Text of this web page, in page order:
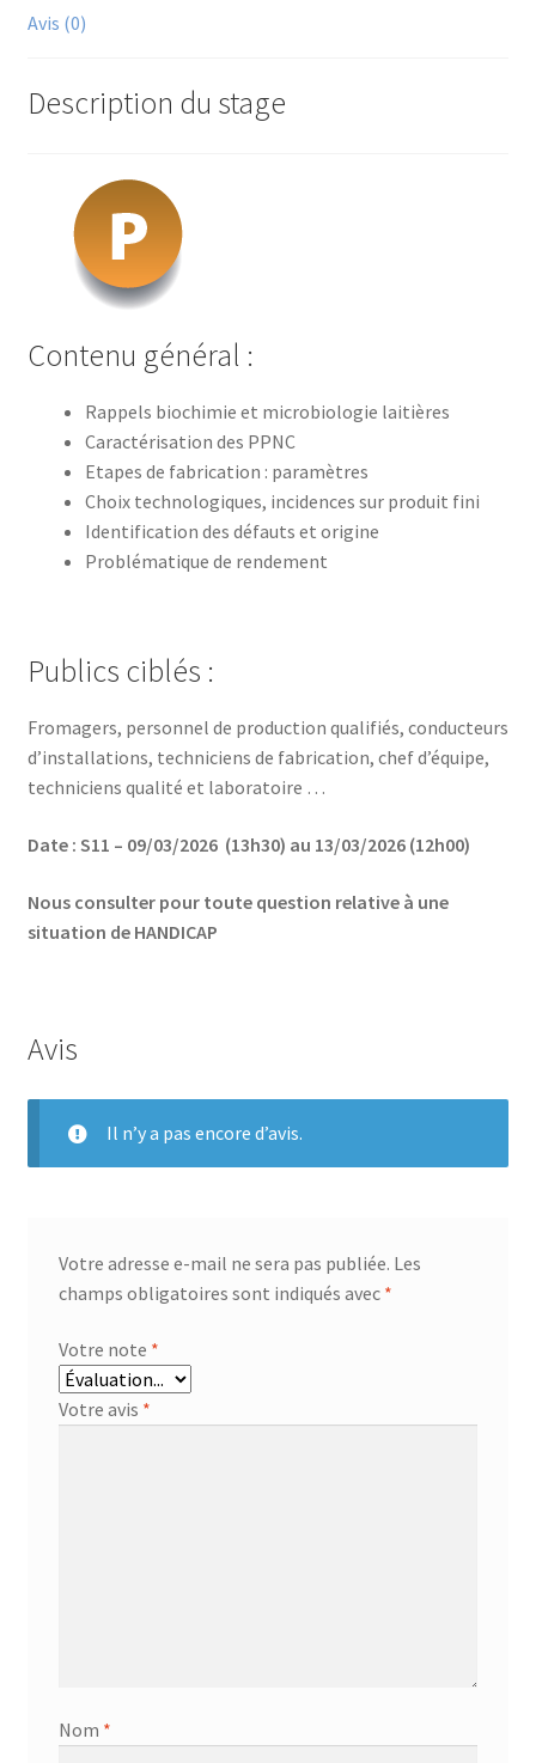
et
2026
Foron)
Avis (0)
Description du stage
Contenu général :
Rappels biochimie et microbiologie laitières
Caractérisation des PPNC
Etapes de fabrication : paramètres
Choix technologiques, incidences sur produit fini
Identification des défauts et origine
Problématique de rendement
Publics ciblés :
Fromagers, personnel de production qualifiés, conducteurs
d’installations, techniciens de fabrication, chef d’équipe,
techniciens qualité et laboratoire …
Date : S11 – 09/03/2026 (13h30) au 13/03/2026 (12h00)
Nous consulter pour toute question relative à une
situation de HANDICAP
Avis
Il n’y a pas encore d’avis.
Votre adresse e-mail ne sera pas publiée. Les
champs obligatoires sont indiqués avec *
Votre note *
Votre avis *
Nom *